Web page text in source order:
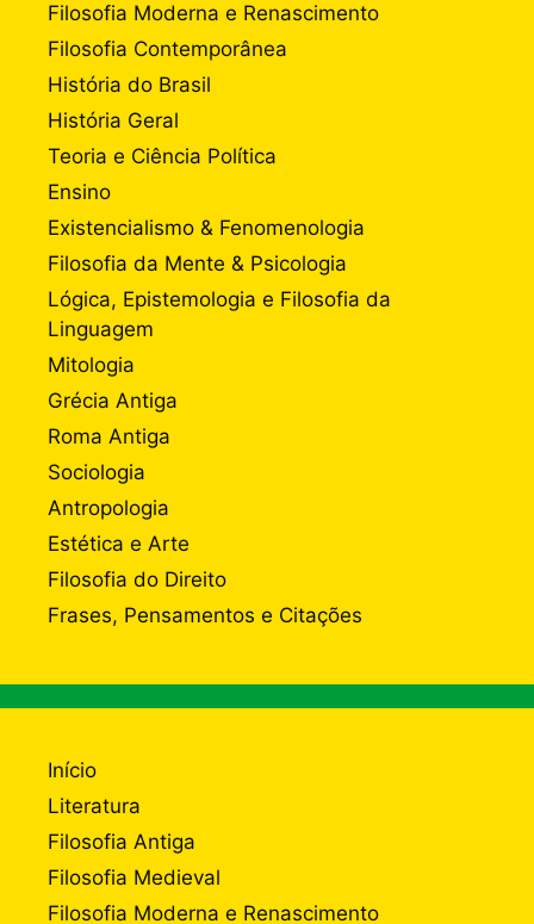
Filosofia Moderna e Renascimento
Filosofia Contemporânea
História do Brasil
História Geral
Teoria e Ciência Política
Ensino
Existencialismo & Fenomenologia
Filosofia da Mente & Psicologia
Lógica, Epistemologia e Filosofia da
Linguagem
Mitologia
Grécia Antiga
Roma Antiga
Sociologia
Antropologia
Estética e Arte
Filosofia do Direito
Frases, Pensamentos e Citações
Início
Literatura
Filosofia Antiga
Filosofia Medieval
Filosofia Moderna e Renascimento